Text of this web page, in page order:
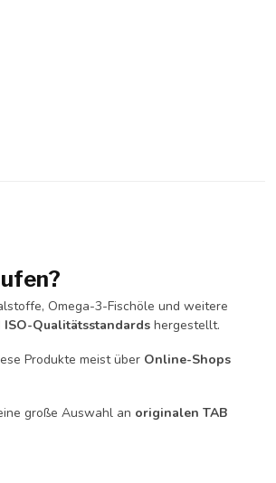
Omega-3-Fischöle und weitere
ISO-Qualitätsstandards hergestellt.
Produkte meist über Online-Shops
große Auswahl an originalen TAB